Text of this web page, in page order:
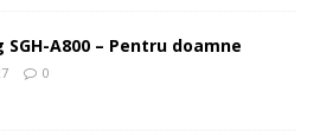
SGH-A800 – Pentru doamne
0